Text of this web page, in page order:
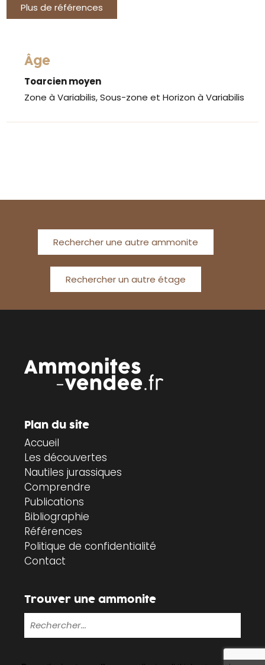
Plus de références
Âge
Toarcien moyen
Zone à Variabilis, Sous-zone et Horizon à Variabilis
Rechercher une autre ammonite
Rechercher un autre étage
Plan du site
Accueil
Les découvertes
Nautiles jurassiques
Comprendre
Publications
Bibliographie
Références
Politique de confidentialité
Contact
Trouver une ammonite